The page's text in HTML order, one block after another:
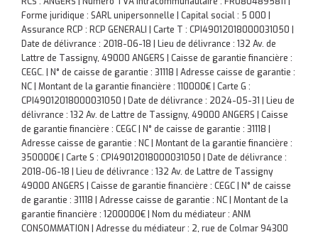
Forme juridique : SARL unipersonnelle | Capital social : 5 000 |
Assurance RCP : RCP GENERALI | Carte T : CPI49012018000031050 |
Date de délivrance : 2018-06-18 | Lieu de délivrance : 132 Av. de
Lattre de Tassigny, 49000 ANGERS | Caisse de garantie financière :
CEGC. | N° de caisse de garantie : 31118 | Adresse caisse de garantie :
NC | Montant de la garantie financière : 110000€ | Carte G :
CPI49012018000031050 | Date de délivrance : 2024-05-31 | Lieu de
délivrance : 132 Av. de Lattre de Tassigny, 49000 ANGERS | Caisse
de garantie financière : CEGC | N° de caisse de garantie : 31118 |
Adresse caisse de garantie : NC | Montant de la garantie financière :
350000€ | Carte S : CPI49012018000031050 | Date de délivrance :
2018-06-18 | Lieu de délivrance : 132 Av. de Lattre de Tassigny
49000 ANGERS | Caisse de garantie financière : CEGC | N° de caisse
de garantie : 31118 | Adresse caisse de garantie : NC | Montant de la
garantie financière : 1200000€ | Nom du médiateur : ANM
CONSOMMATION | Adresse du médiateur : 2, rue de Colmar 94300